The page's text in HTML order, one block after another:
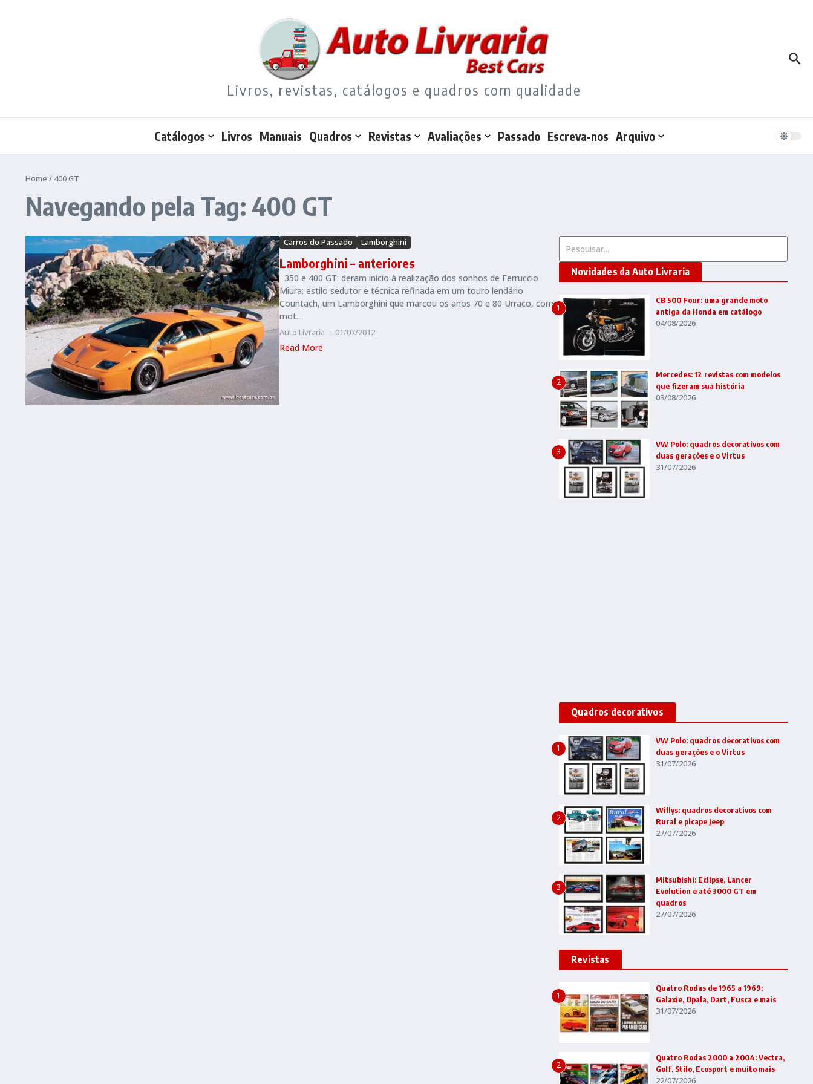
Livros, revistas, catálogos e quadros com qualidade
Catálogos Livros Manuais Quadros Revistas Avaliações Passado Escreva-nos Arquivo
Home / 400 GT
Navegando pela Tag: 400 GT
Carros do Passado Lamborghini
Lamborghini – anteriores
350 e 400 GT: deram início à realização dos sonhos de Ferruccio
Miura: estilo sedutor e técnica refinada em um touro lendário
Countach, um Lamborghini que marcou os anos 70 e 80 Urraco, com
mot...
Auto Livraria 01/07/2012
Read More
Novidades da Auto Livraria
1
CB 500 Four: uma grande moto
antiga da Honda em catálogo
04/08/2026
2
Mercedes: 12 revistas com modelos
que fizeram sua história
03/08/2026
3
VW Polo: quadros decorativos com
duas gerações e o Virtus
31/07/2026
Quadros decorativos
1
VW Polo: quadros decorativos com
duas gerações e o Virtus
31/07/2026
2
Willys: quadros decorativos com
Rural e picape Jeep
27/07/2026
3
Mitsubishi: Eclipse, Lancer
Evolution e até 3000 GT em
quadros
27/07/2026
Revistas
1
Quatro Rodas de 1965 a 1969:
Galaxie, Opala, Dart, Fusca e mais
31/07/2026
2
Quatro Rodas 2000 a 2004: Vectra,
Golf, Stilo, Ecosport e muito mais
22/07/2026